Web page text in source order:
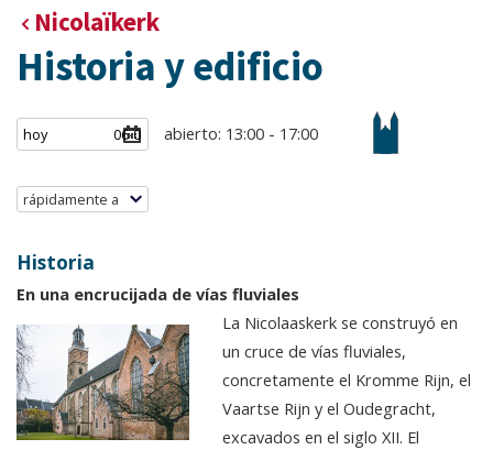
Nicolaïkerk
Historia y edificio
abierto: 13:00 - 17:00
rápidamente a
Historia
En una encrucijada de vías fluviales
La Nicolaaskerk se construyó en
un cruce de vías fluviales,
concretamente el Kromme Rijn, el
Vaartse Rijn y el Oudegracht,
excavados en el siglo XII. El